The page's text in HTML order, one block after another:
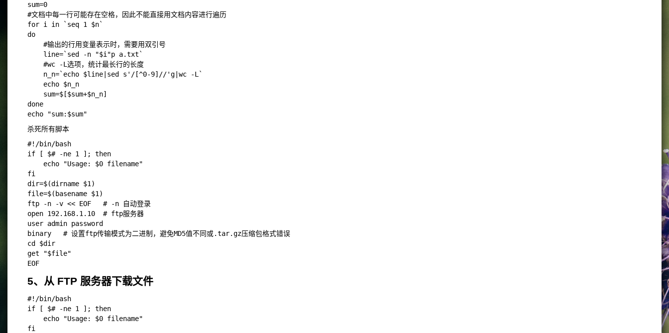
sum=0
#文档中每一行可能存在空格，因此不能直接用文档内容进行遍历
for i in `seq 1 $n`
do
#输出的行用变量表示时，需要用双引号
line=`sed -n "$i"p a.txt`
#wc -L选项，统计最长行的长度
n_n=`echo $line|sed s'/[^0-9]//'g|wc -L`
echo $n_n
sum=$[$sum+$n_n]
done
echo "sum:$sum"
杀死所有脚本
#!/bin/bash
if [ $# -ne 1 ]; then
echo "Usage: $0 filename"
fi
dir=$(dirname $1)
file=$(basename $1)
ftp -n -v << EOF   # -n 自动登录
open 192.168.1.10  # ftp服务器
user admin password
binary   # 设置ftp传输模式为二进制，避免MD5值不同或.tar.gz压缩包格式错误
cd $dir
get "$file"
EOF
5、从 FTP 服务器下载文件
#!/bin/bash
if [ $# -ne 1 ]; then
echo "Usage: $0 filename"
fi